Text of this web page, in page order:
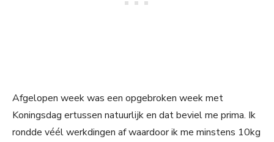
Afgelopen week was een opgebroken week met
Koningsdag ertussen natuurlijk en dat beviel me prima. Ik
rondde véél werkdingen af waardoor ik me minstens 10kg